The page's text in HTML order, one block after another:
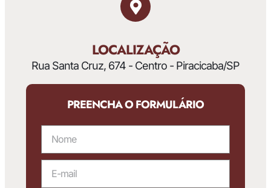
LOCALIZAÇÃO
Rua Santa Cruz, 674 - Centro - Piracicaba/SP
PREENCHA O FORMULÁRIO